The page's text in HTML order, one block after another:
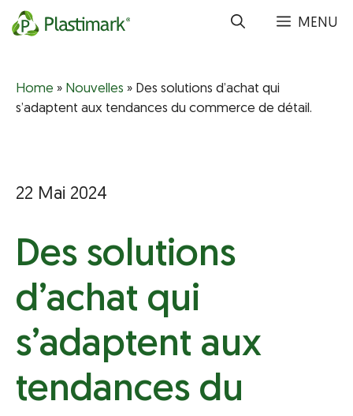
Aller
au
MENU
Home » Nouvelles » Des solutions d’achat qui
s’adaptent aux tendances du commerce de détail.
22 Mai 2024
Des solutions
d’achat qui
s’adaptent aux
tendances du